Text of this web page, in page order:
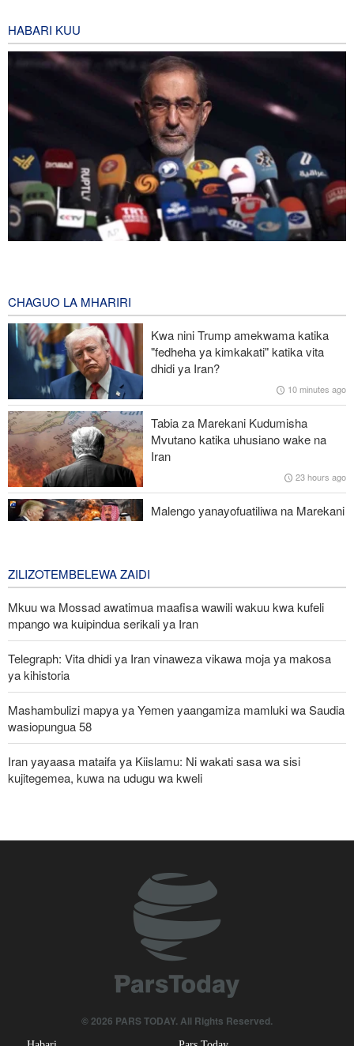
HABARI KUU
Malaysia na Indonesia zasisitiza kuunga mkono Palestina na
maeneo matakatifu Baytul-Muqaddas
Afrika Kusini yaadhimisha Maandamano ya Wanawake ya 1956 –
mapambano ya uhuru bado yanaendelea
UNICEF yachukua hatua dhidi ya afisa anayetuhumiwa kufanya
ujasusi kwa maslahi ya Israel
Jenerali wa Trump anatafuta njia ya kujiondoa vitani na Iran huku
machaguo ya kijeshi ya Marekani yakipungua
CHAGUO LA MHARIRI
Kwa nini Trump amekwama katika
"fedheha ya kimkakati" katika vita
dhidi ya Iran?
10 minutes ago
Tabia za Marekani Kudumisha
Mvutano katika uhusiano wake na
Iran
23 hours ago
Malengo yanayofuatiliwa na Marekani
ZILIZOTEMBELEWA ZAIDI
Mkuu wa Mossad awatimua maafisa wawili wakuu kwa kufeli
mpango wa kuipindua serikali ya Iran
Telegraph: Vita dhidi ya Iran vinaweza vikawa moja ya makosa
ya kihistoria
Mashambulizi mapya ya Yemen yaangamiza mamluki wa Saudia
wasiopungua 58
Iran yayaasa mataifa ya Kiislamu: Ni wakati sasa wa sisi
kujitegemea, kuwa na udugu wa kweli
la mafuta la Ukraine huko Kyiv
Watetezi wa Palestina washinda katika uteuzi wa wagombea wa
Democratic wa uchaguzi wa US
kupeleka wanajeshi Ghaza
Pezeshkian akumbuka mashambulizi ya mabomu ya atomiki
© 2026 PARS TODAY. All Rights Reserved.